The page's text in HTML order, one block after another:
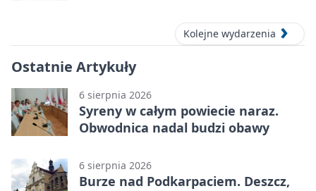
Kolejne wydarzenia
Ostatnie Artykuły
6 sierpnia 2026
Syreny w całym powiecie naraz.
Obwodnica nadal budzi obawy
6 sierpnia 2026
Burze nad Podkarpaciem. Deszcz,